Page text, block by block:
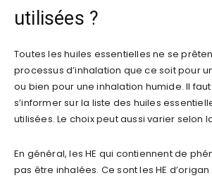
utilisées ?
Toutes les huiles essentielles ne se
processus d’inhalation que ce soit pour
ou bien pour une inhalation humide. Il
s’informer sur la liste des huiles
utilisées. Le choix peut aussi varier selon
En général, les HE qui contiennent de
pas être inhalées. Ce sont les HE